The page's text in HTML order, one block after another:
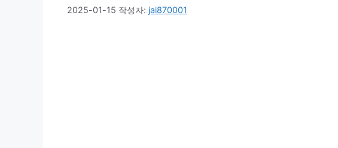
2025-01-15 작성자: jai870001